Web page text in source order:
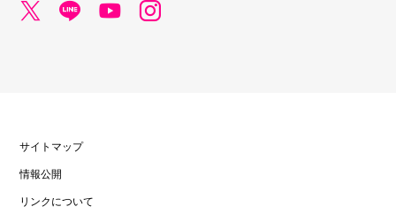
サイトマップ
情報公開
リンクについて